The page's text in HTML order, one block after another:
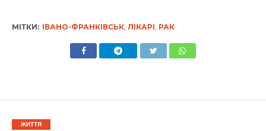
МІТКИ: ІВАНО-ФРАНКІВСЬК, ЛІКАРІ, РАК
ЖИТТЯ